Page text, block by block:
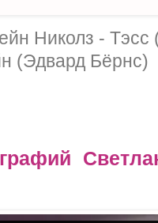
Николз -
(Эдвард Бёрнс)